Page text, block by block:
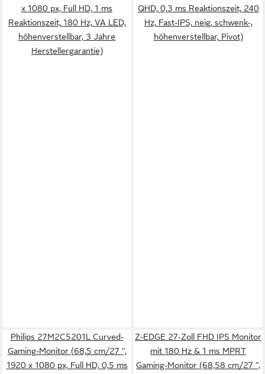
x 1080 px, Full HD, 1 ms
Reaktionszeit, 180 Hz, VA LED,
höhenverstellbar, 3 Jahre
Herstellergarantie)
QHD, 0,3 ms Reaktionszeit, 240
Hz, Fast-IPS, neig, schwenk-,
höhenverstellbar, Pivot)
Philips 27M2C5201L Curved-
Gaming-Monitor (68,5 cm/27 ",
1920 x 1080 px, Full HD, 0,5 ms
Z-EDGE 27‑Zoll FHD IPS Monitor
mit 180 Hz & 1 ms MPRT
Gaming-Monitor (68,58 cm/27 ",